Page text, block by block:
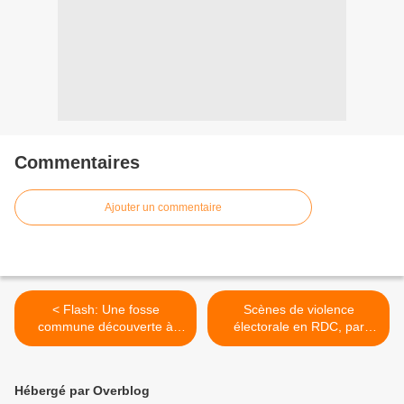
Commentaires
Ajouter un commentaire
< Flash: Une fosse
commune découverte à
Kimwenza
Scènes de violence
électorale en RDC, par
Paris Match !!! >
Hébergé par Overblog